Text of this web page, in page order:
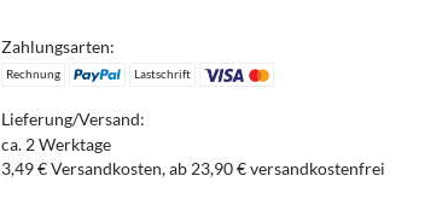
Zahlungsarten:
Rechnung Lastschrift
Lieferung/Versand:
ca. 2 Werktage
3,49 € Versandkosten, ab 23,90 € versandkostenfrei